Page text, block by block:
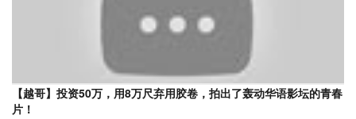
【越哥】投资50万，用8万尺弃用胶卷，拍出了轰动华语影坛的青春
片！